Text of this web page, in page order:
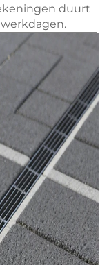
duurt